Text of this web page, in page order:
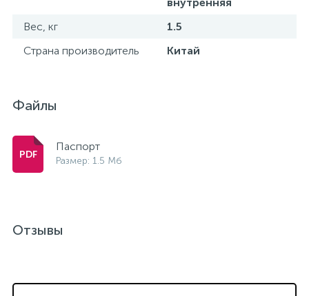
Вес, кг
1.5
Страна производитель
Китай
Файлы
Паспорт
Размер: 1.5 Мб
Отзывы